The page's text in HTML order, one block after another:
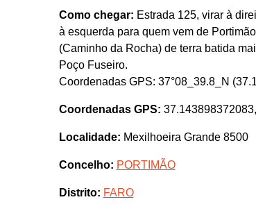
Como chegar: Estrada 125, virar à
à esquerda para quem vem de
(Caminho da Rocha) de terra batida
Poço Fuseiro.
Coordenadas GPS: 37°08_39.8_N
Coordenadas GPS:
Localidade: Mexilhoeira Grande 8500
Concelho: PORTIMÃO
Distrito: FARO